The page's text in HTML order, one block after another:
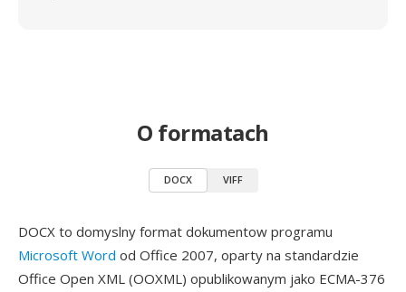
O formatach
DOCX VIFF
DOCX to domyslny format dokumentow programu
Microsoft Word od Office 2007, oparty na standardzie
Office Open XML (OOXML) opublikowanym jako ECMA-376